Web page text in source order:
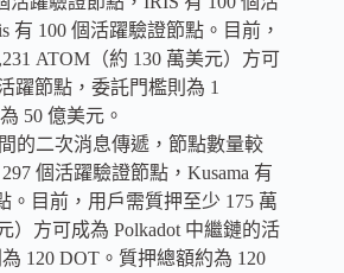
有 100 個活躍驗證節點。目前，
ATOM（約 130 萬美元）方可
躍節點，委託門檻則為 1
50 億美元。
的二次消息傳遞，節點數量較
個活躍驗證節點，Kusama 有
。目前，用戶需質押至少 175 萬
）方可成為 Polkadot 中繼鏈的活
120 DOT。質押總額約為 120